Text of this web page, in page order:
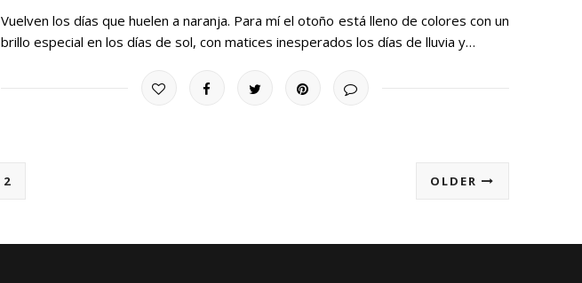
Vuelven los días que huelen a naranja. Para mí el otoño está lleno de colores con un
brillo especial en los días de sol, con matices inesperados los días de lluvia y…
OLDER
2